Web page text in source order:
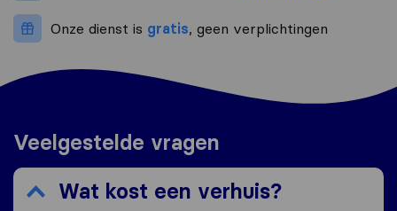
Onze dienst is gratis, geen verplichtingen
Veelgestelde vragen
Wat kost een verhuis?